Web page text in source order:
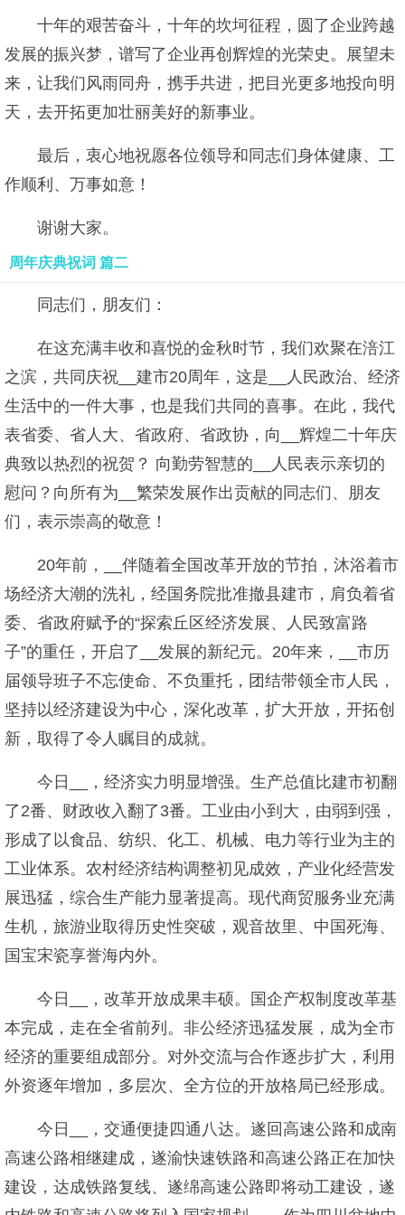
十年的艰苦奋斗，十年的坎坷征程，圆了企业跨越
发展的振兴梦，谱写了企业再创辉煌的光荣史。展望未
来，让我们风雨同舟，携手共进，把目光更多地投向明
天，去开拓更加壮丽美好的新事业。
最后，衷心地祝愿各位领导和同志们身体健康、工
作顺利、万事如意！
谢谢大家。
周年庆典祝词 篇二
同志们，朋友们：
在这充满丰收和喜悦的金秋时节，我们欢聚在涪江
之滨，共同庆祝__建市20周年，这是__人民政治、经济
生活中的一件大事，也是我们共同的喜事。在此，我代
表省委、省人大、省政府、省政协，向__辉煌二十年庆
典致以热烈的祝贺？ 向勤劳智慧的__人民表示亲切的
慰问？向所有为__繁荣发展作出贡献的同志们、朋友
们，表示崇高的敬意！
20年前，__伴随着全国改革开放的节拍，沐浴着市
场经济大潮的洗礼，经国务院批准撤县建市，肩负着省
委、省政府赋予的“探索丘区经济发展、人民致富路
子”的重任，开启了__发展的新纪元。20年来，__市历
届领导班子不忘使命、不负重托，团结带领全市人民，
坚持以经济建设为中心，深化改革，扩大开放，开拓创
新，取得了令人瞩目的成就。
今日__，经济实力明显增强。生产总值比建市初翻
了2番、财政收入翻了3番。工业由小到大，由弱到强，
形成了以食品、纺织、化工、机械、电力等行业为主的
工业体系。农村经济结构调整初见成效，产业化经营发
展迅猛，综合生产能力显著提高。现代商贸服务业充满
生机，旅游业取得历史性突破，观音故里、中国死海、
国宝宋瓷享誉海内外。
今日__，改革开放成果丰硕。国企产权制度改革基
本完成，走在全省前列。非公经济迅猛发展，成为全市
经济的重要组成部分。对外交流与合作逐步扩大，利用
外资逐年增加，多层次、全方位的开放格局已经形成。
今日__，交通便捷四通八达。遂回高速公路和成南
高速公路相继建成，遂渝快速铁路和高速公路正在加快
建设，达成铁路复线、遂绵高速公路即将动工建设，遂